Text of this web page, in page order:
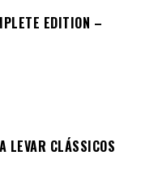
EDITION –
LEVAR CLÁSSICOS